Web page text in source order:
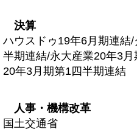
決算
ハウスドゥ19年6月期連結
半期連結/永大産業20年3
20年3月期第1四半期連結
人事・機構改革
国土交通省